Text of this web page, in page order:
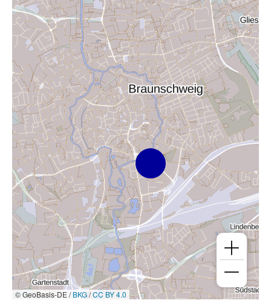
© GeoBasis-DE /BKG/CC BY 4.0